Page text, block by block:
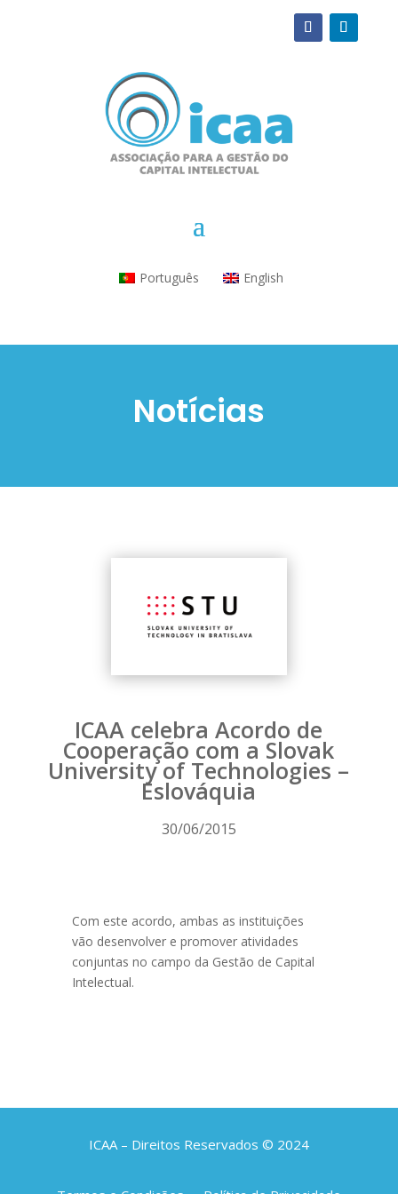
Português English
Notícias
ICAA celebra Acordo de
Cooperação com a Slovak
University of Technologies –
Eslováquia
30/06/2015
Com este acordo, ambas as instituições
vão desenvolver e promover atividades
conjuntas no campo da Gestão de Capital
Intelectual.
ICAA – Direitos Reservados © 2024